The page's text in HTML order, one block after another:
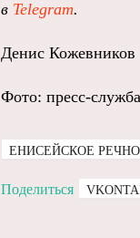
в Telegram.
Денис Кожевников
Фото: пресс-
ЕНИСЕЙСКОЕ
Поделиться